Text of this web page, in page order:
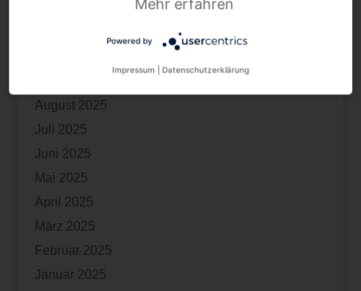
August 2025
Juli 2025
Juni 2025
Mai 2025
April 2025
März 2025
Februar 2025
Januar 2025
Mehr erfahren
Powered by
Impressum Datenschutzerklärung